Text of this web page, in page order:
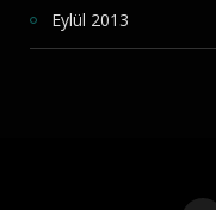
Eylül 2013